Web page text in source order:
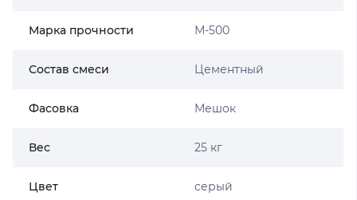
Марка прочности М-500
Состав смеси Цементный
Фасовка Мешок
Вес 25 кг
Цвет серый